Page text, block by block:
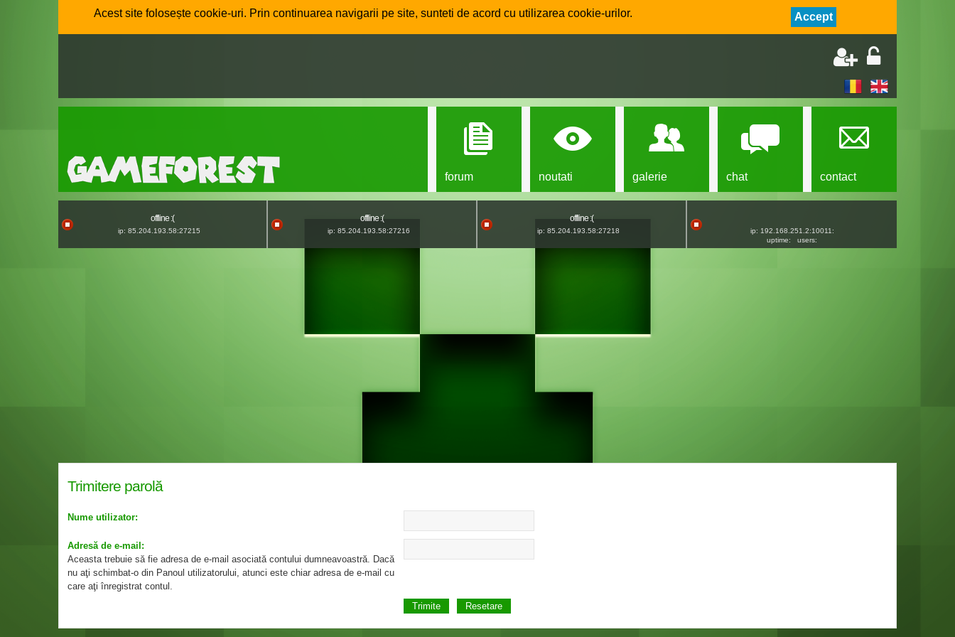
Acest site folosește cookie-uri. Prin continuarea navigarii pe site, sunteti de acord cu utilizarea cookie-urilor. Accept
forum noutati galerie chat contact
offline :(
ip: 85.204.193.58:27215
offline :(
ip: 85.204.193.58:27216
offline :(
ip: 85.204.193.58:27218
ip: 192.168.251.2:10011:
uptime:
users:
Trimitere parolă
Nume utilizator:
Adresă de e-mail:
Aceasta trebuie să fie adresa de e-mail asociată contului dumneavoastră. Dacă
nu aţi schimbat-o din Panoul utilizatorului, atunci este chiar adresa de e-mail cu
care aţi înregistrat contul.